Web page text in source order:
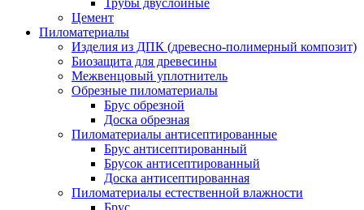
Цемент
Пиломатериалы
Изделия из ДПК (древесно-полимерный композит)
Биозащита для древесины
Межвенцовый уплотнитель
Обрезные пиломатериалы
Брус обрезной
Доска обрезная
Пиломатериалы антисептированные
Брус антисептированный
Брусок антисептированный
Доска антисептированная
Пиломатериалы естественной влажности
Брус